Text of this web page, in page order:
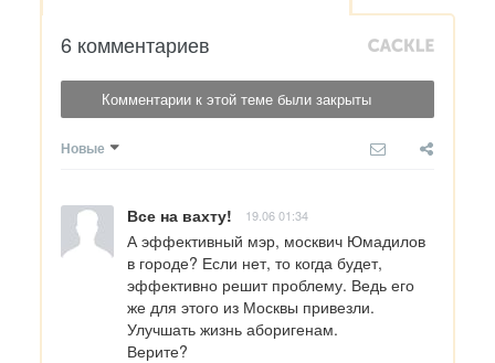
6 комментариев
Комментарии к этой теме были закрыты
Новые
Все на вахту! 19.06 01:34
А эффективный мэр, москвич Юмадилов
в городе? Если нет, то когда будет,
эффективно решит проблему. Ведь его
же для этого из Москвы привезли.
Улучшать жизнь аборигенам.
Верите?